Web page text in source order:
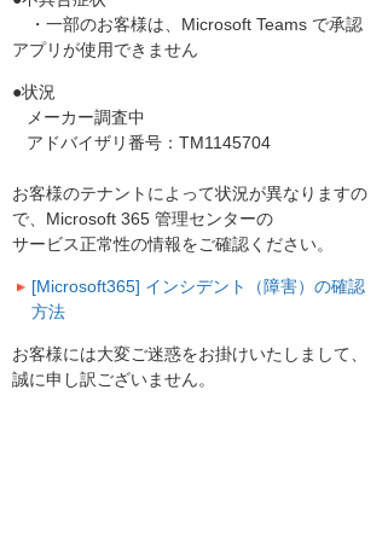
・一部のお客様は、Microsoft Teams で承認
アプリが使用できません
●状況
メーカー調査中
アドバイザリ番号：TM1145704
お客様のテナントによって状況が異なりますの
で、Microsoft 365 管理センターの
サービス正常性の情報をご確認ください。
[Microsoft365] インシデント（障害）の確認
方法
お客様には大変ご迷惑をお掛けいたしまして、
誠に申し訳ございません。